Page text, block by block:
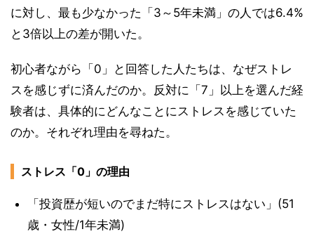
に対し、最も少なかった「3～5年未満」の人では6.4%
と3倍以上の差が開いた。
初心者ながら「0」と回答した人たちは、なぜストレ
スを感じずに済んだのか。反対に「7」以上を選んだ経
験者は、具体的にどんなことにストレスを感じていた
のか。それぞれ理由を尋ねた。
ストレス「0」の理由
「投資歴が短いのでまだ特にストレスはない」(51
歳・女性/1年未満)